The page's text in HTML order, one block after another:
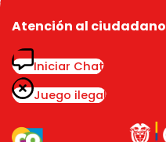
Atención al ciudadano
Iniciar Chat
Juego ilegal